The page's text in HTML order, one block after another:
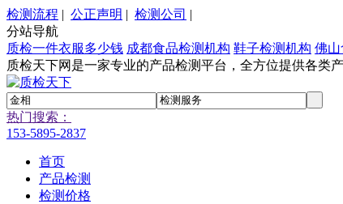
检测流程 | 公正声明 | 检测公司 |
分站导航
质检一件衣服多少钱 成都食品检测机构 鞋子检测机构 佛山
质检天下网是一家专业的产品检测平台，全方位提供各类
热门搜索：
153-5895-2837
首页
产品检测
检测价格